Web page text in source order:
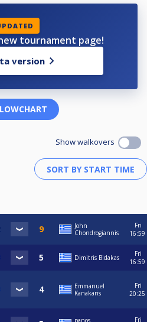
ΠΑΙΧΤΗΣ
ΣΤΟ ΧΩΡΟ 20 ΛΕΠΤΑ ΠΡΙΝ ΤΗΝ
ΤΟΥ
ΣΕΙΡΑ ΠΡΟΤΕΡΑΙΟΤΗΤΑΣ ΣΕ
8€/ΩΡΑ
ΤΗΝ ΠΕΜΠΤΗ 11 ΑΠΡΙΛΙΟΥ 2024
ΚΑΙ ΠΛΗΡΟΦΟΡΙΕΣ:
tournament page!
version
Show walkovers
John
Chondrogiannis
Fri
16:59
Dimitris Bidakas
Fri
16:59
Emmanuel
Kanakaris
Fri
20:25
Fri